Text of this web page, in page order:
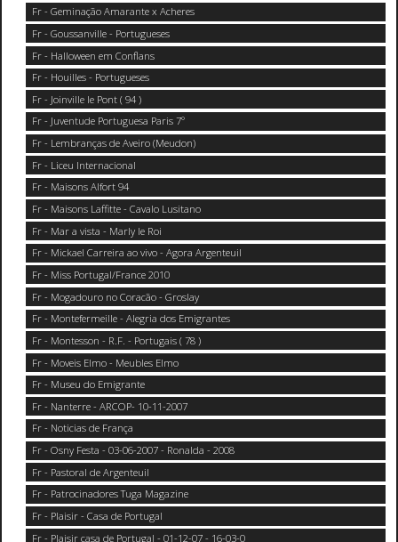
Fr - Geminação Amarante x Acheres
Fr - Goussanville - Portugueses
Fr - Halloween em Conflans
Fr - Houilles - Portugueses
Fr - Joinville le Pont ( 94 )
Fr - Juventude Portuguesa Paris 7°
Fr - Lembranças de Aveiro (Meudon)
Fr - Liceu Internacional
Fr - Maisons Alfort 94
Fr - Maisons Laffitte - Cavalo Lusitano
Fr - Mar a vista - Marly le Roi
Fr - Mickael Carreira ao vivo - Agora Argenteuil
Fr - Miss Portugal/France 2010
Fr - Mogadouro no Coracão - Groslay
Fr - Montefermeille - Alegria dos Emigrantes
Fr - Montesson - R.F. - Portugais ( 78 )
Fr - Moveis Elmo - Meubles Elmo
Fr - Museu do Emigrante
Fr - Nanterre - ARCOP- 10-11-2007
Fr - Noticias de França
Fr - Osny Festa - 03-06-2007 - Ronalda - 2008
Fr - Pastoral de Argenteuil
Fr - Patrocinadores Tuga Magazine
Fr - Plaisir - Casa de Portugal
Fr - Plaisir casa de Portugal - 01-12-07 - 16-03-0